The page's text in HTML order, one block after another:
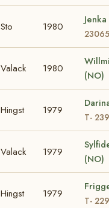
Sto 1980
23065
Valack 1980
(NO)
Hingst 1979
T-
Valack 1979
(NO)
Hingst 1979
T-